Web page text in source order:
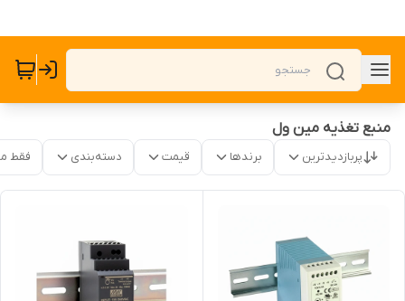
منبع تغذیه مین ول
پربازدیدترین برندها قیمت دسته‌بندی فقط